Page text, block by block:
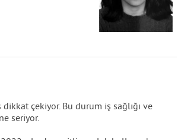
çekiyor. Bu durum iş sağlığı ve
seriyor.